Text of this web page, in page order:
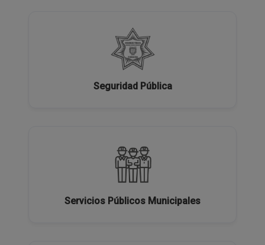
Seguridad Pública
Servicios Públicos Municipales